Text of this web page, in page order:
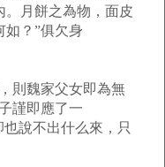
。月餅之為物，面皮
如？”俱欠身
則魏家父女即為無
謹即應了一
說不出什么來，只